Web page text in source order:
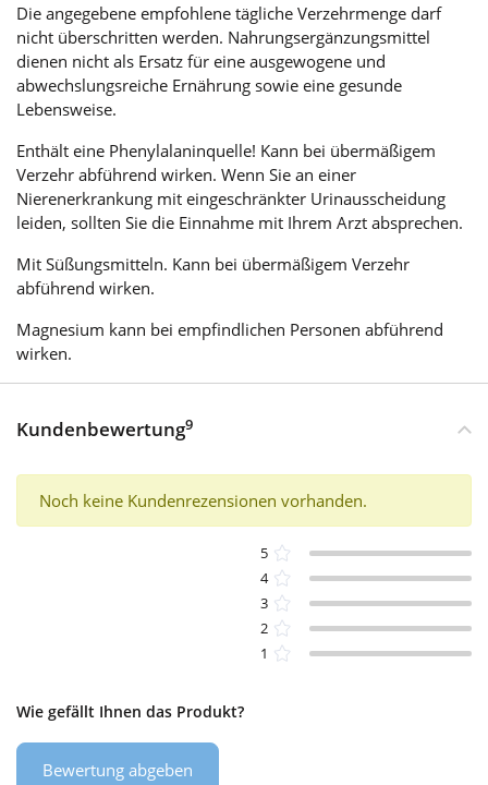
Die angegebene empfohlene tägliche Verzehrmenge darf
nicht überschritten werden. Nahrungsergänzungsmittel
dienen nicht als Ersatz für eine ausgewogene und
abwechslungsreiche Ernährung sowie eine gesunde
Lebensweise.
Enthält eine Phenylalaninquelle! Kann bei übermäßigem
Verzehr abführend wirken. Wenn Sie an einer
Nierenerkrankung mit eingeschränkter Urinausscheidung
leiden, sollten Sie die Einnahme mit Ihrem Arzt absprechen.
Mit Süßungsmitteln. Kann bei übermäßigem Verzehr
abführend wirken.
Magnesium kann bei empfindlichen Personen abführend
wirken.
Kundenbewertung9
Noch keine Kundenrezensionen vorhanden.
5
4
3
2
1
Wie gefällt Ihnen das Produkt?
Bewertung abgeben